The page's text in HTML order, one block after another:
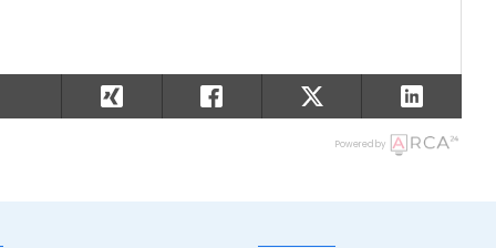
Powered by